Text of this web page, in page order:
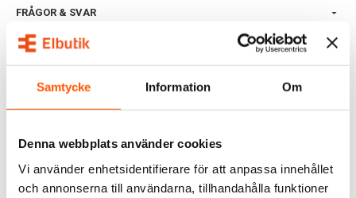
Samtycke Information Om
Denna webbplats använder cookies
Vi använder enhetsidentifierare för att anpassa innehållet
och annonserna till användarna, tillhandahålla funktioner
FRÅGOR & SVAR
ALTERNATIVA PRODUKTER